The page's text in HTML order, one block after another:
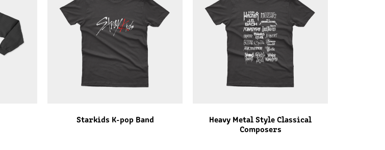
Starkids K-pop Band
Heavy Metal Style Classical
Composers